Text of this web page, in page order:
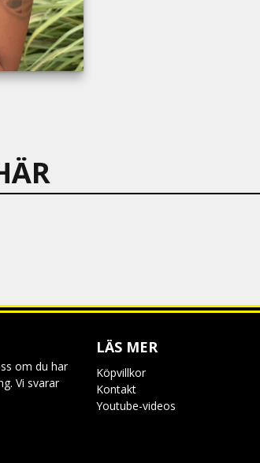
om du har
Vi svarar
LÄS MER
Köpvillkor
Kontakt
Youtube-videos